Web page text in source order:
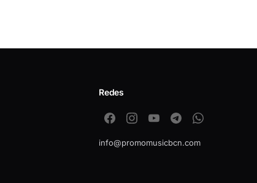
Redes
info@promomusicbcn.com